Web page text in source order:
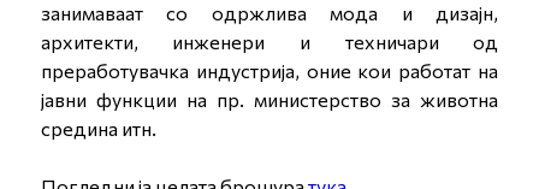
занимаваат со одржлива мода и дизајн,
архитекти, инженери и техничари од
преработувачка индустрија, оние кои работат на
јавни функции на пр. министерство за животна
средина итн.